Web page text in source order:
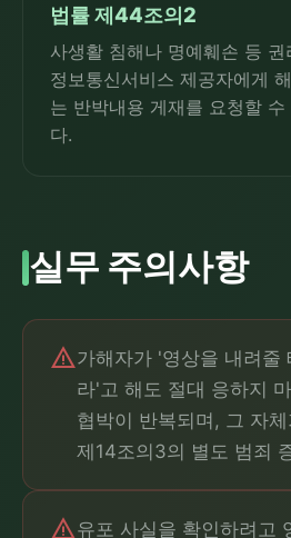
법률 제44조의2
사생활 침해나 명예훼손 등
정보통신서비스 제공자에게
는 반박내용 게재를 요청할
다.
실무 주의사항
warning가해자가 '영상을 내려줄
라'고 해도 절대 응하지
협박이 반복되며, 그 자
제14조의3의 별도 범죄
warning유포 사실을 확인하려고